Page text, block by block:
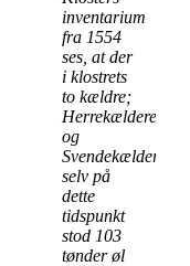
inventarium
fra 1554
ses, at der
i klostrets
to kældre;
Herrekælderen
og
Svendekælderen,
selv på
dette
tidspunkt
stod 103
tønder øl